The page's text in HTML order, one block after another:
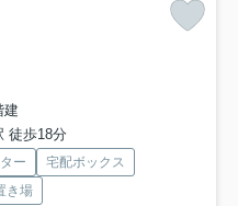
建
徒歩18分
ー
宅配ボックス
き場